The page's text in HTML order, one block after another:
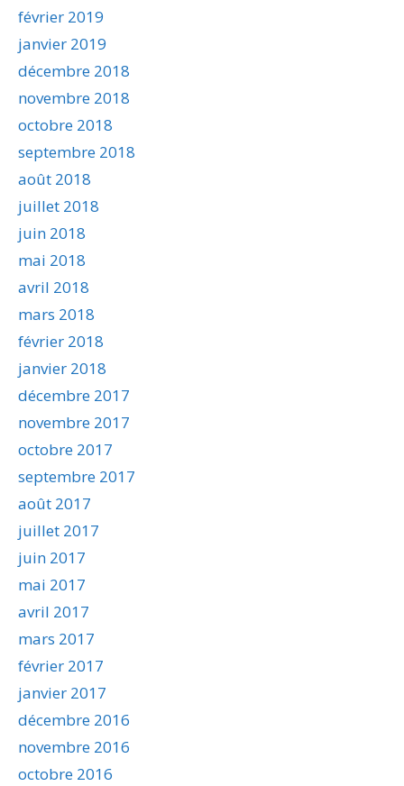
février 2019
janvier 2019
décembre 2018
novembre 2018
octobre 2018
septembre 2018
août 2018
juillet 2018
juin 2018
mai 2018
avril 2018
mars 2018
février 2018
janvier 2018
décembre 2017
novembre 2017
octobre 2017
septembre 2017
août 2017
juillet 2017
juin 2017
mai 2017
avril 2017
mars 2017
février 2017
janvier 2017
décembre 2016
novembre 2016
octobre 2016